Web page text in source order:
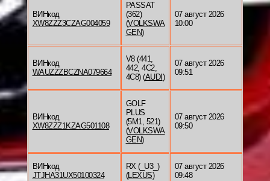
ВИНкод
XW8ZZZ3CZAG004059
PASSAT
(362)
(VOLKSWA
GEN)
07 август 2026
10:00
ВИНкод
WAUZZZBCZNA079664
V8 (441,
442, 4C2,
4C8) (AUDI )
07 август 2026
09:51
ВИНкод
XW8ZZZ1KZAG501108
GOLF
PLUS
(5M1, 521)
(VOLKSWA
GEN)
07 август 2026
09:50
ВИНкод
JTJHA31UX50100324
RX (_U3_)
(LEXUS)
07 август 2026
09:48